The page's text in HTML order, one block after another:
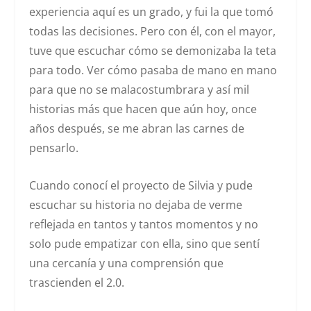
experiencia aquí es un grado, y fui la que tomó
todas las decisiones. Pero con él, con el mayor,
tuve que escuchar cómo se demonizaba la teta
para todo. Ver cómo pasaba de mano en mano
para que no se malacostumbrara y así mil
historias más que hacen que aún hoy, once
años después, se me abran las carnes de
pensarlo.
Cuando conocí el proyecto de Silvia y pude
escuchar su historia no dejaba de verme
reflejada en tantos y tantos momentos y no
solo pude empatizar con ella, sino que sentí
una cercanía y una comprensión que
trascienden el 2.0.